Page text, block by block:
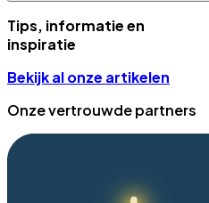
Tips, informatie en
inspiratie
Bekijk al onze artikelen
Onze vertrouwde partners